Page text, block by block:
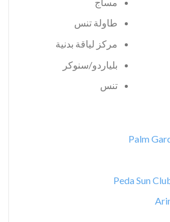
طاولة تنس
مركز لياقة بدنية
بلياردو/سنوكر
تنس
Palm
Peda Sun